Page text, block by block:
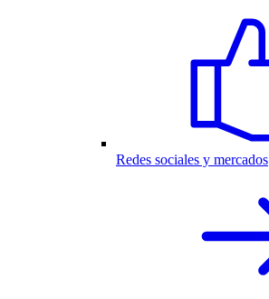
Redes sociales y mercados